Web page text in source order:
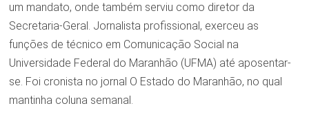
um mandato, onde também serviu como diretor da
Secretaria-Geral. Jornalista profissional, exerceu as
funções de técnico em Comunicação Social na
Universidade Federal do Maranhão (UFMA) até aposentar-
se. Foi cronista no jornal O Estado do Maranhão, no qual
mantinha coluna semanal.